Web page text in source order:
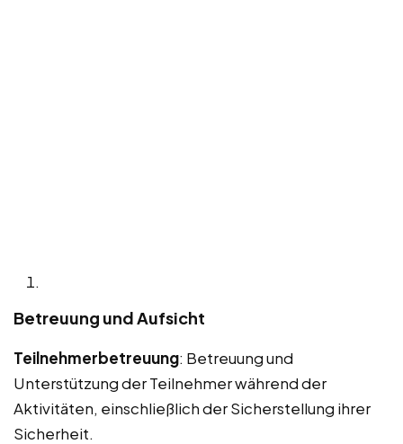
Betreuung und Aufsicht
Teilnehmerbetreuung: Betreuung und
Unterstützung der Teilnehmer während der
Aktivitäten, einschließlich der Sicherstellung ihrer
Sicherheit.